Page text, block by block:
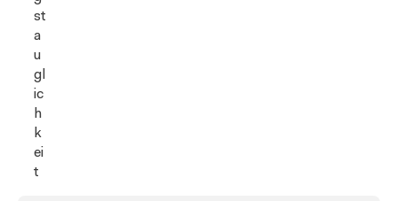
st
a
u
gl
ic
h
k
ei
t